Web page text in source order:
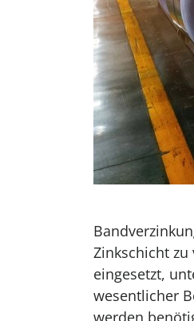
Zinkschicht
eingesetzt,
wesentlicher
werden